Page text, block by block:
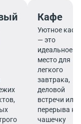
Кафе
Уютное кафе
— это
идеальное
место для
легкого
завтрака,
деловой
встречи или
перерыва на
чашечку